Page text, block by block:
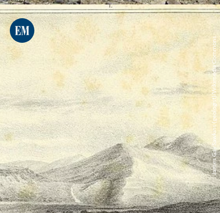
James Gay Sawkins (geologist)/Wikimedia Commons